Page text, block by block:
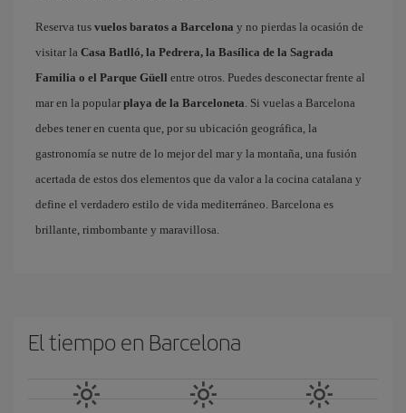
Reserva tus vuelos baratos a Barcelona y no pierdas la ocasión de
visitar la Casa Batlló, la Pedrera, la Basílica de la Sagrada
Familia o el Parque Güell entre otros. Puedes desconectar frente al
mar en la popular playa de la Barceloneta. Si vuelas a Barcelona
debes tener en cuenta que, por su ubicación geográfica, la
gastronomía se nutre de lo mejor del mar y la montaña, una fusión
acertada de estos dos elementos que da valor a la cocina catalana y
define el verdadero estilo de vida mediterráneo. Barcelona es
brillante, rimbombante y maravillosa.
El tiempo en Barcelona